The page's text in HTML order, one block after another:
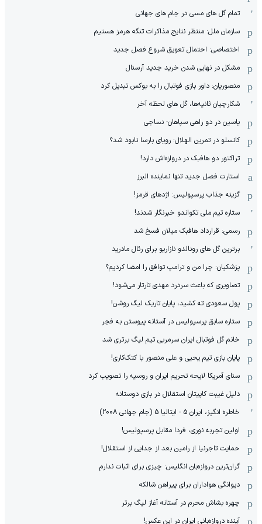
تمام گل های مسی در جام های جهانی
سازمان ملل: منتظر نتایج مذاکرات تنگه هرمز هستیم
اختصاصی: احتمال تعویق شروع فصل جدید
مشکل در نهایی شدن خرید جدید آرسنال
منصوریان: داور بازی فوتبال را به بوکس تبدیل کرد
شکارچیان ثانیه‌ها، گل های لحظه آخر
یاسین در دو راهی سپاهان- نساجی
کانسلو در تمرین الهلال: رویای بارسا نابود شد؟
تراکتور دو هافبک در دروازه‌اش دارد!
استارت فصل جدید تنها نماینده البرز
گزینه جذاب پرسپولیس: اژدهای قرمز!
ستاره تیم ملی تکواندو خبرنگار شدند!
رسمی: قرارداد هافبک میلان فسخ شد
برترین گل های رونالدو نازاریو برای رئال مادرید
پزشکیان: چرا من و ترامپ توافق را امضا کردیم؟
تصاویری که باعث سردرد مهدی تارتار می‌شود!
پول سعودی ته کشید، پایان تاریک لیگ روشن!
ستاره سابق پرسپولیس در آستانه پیوستن به فجر
خانم گل فوتبال ایران سرمربی تیم لیگ برتری شد
پایان بازی تیم یحیی و علی منصور با کتک‌کاری!
سنای آمریکا لایحه تحریم ایران و روسیه را تصویب کرد
دلیل غیبت کاپیتان استقلال در بازی دوستانه
خاطره انگیز، ایران 5 - ایتالیا 5 (جام جهانی 2008)
اولین تجربه نوری، فردا مقابل پرسپولیس!
حمایت تاجرنیا از رامین بعد از جدایی از استقلال!
گران‌ترین دروازه‌بان انگلیس: چیزی برای اثبات ندارم
دیوانگی هواداران برای پیراهن شالکه
چهره بشاش محرم در آستانه آغاز لیگ برتر
آینده دروازه‌بانی ایران در این عکس!